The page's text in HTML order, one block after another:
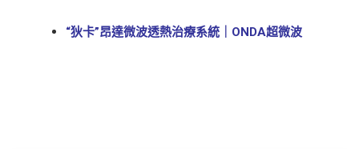
“狄卡”昂達微波透熱治療系統｜ONDA超微波